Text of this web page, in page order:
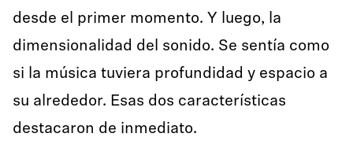
desde el primer momento. Y luego, la
dimensionalidad del sonido. Se sentía como
si la música tuviera profundidad y espacio a
su alrededor. Esas dos características
destacaron de inmediato.